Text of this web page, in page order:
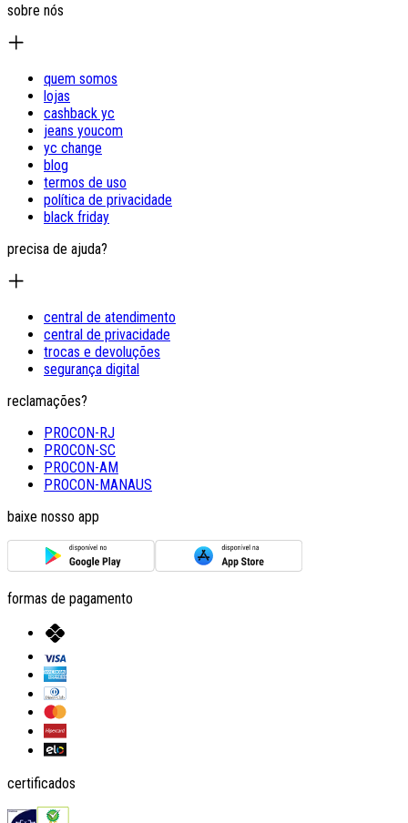
sobre nós
quem somos
lojas
cashback yc
jeans youcom
yc change
blog
termos de uso
política de privacidade
black friday
precisa de ajuda?
central de atendimento
central de privacidade
trocas e devoluções
segurança digital
reclamações?
PROCON-RJ
PROCON-SC
PROCON-AM
PROCON-MANAUS
baixe nosso app
formas de pagamento
certificados